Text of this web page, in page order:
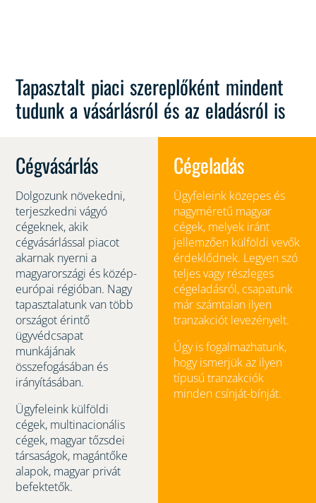
Tapasztalt piaci szereplőként mindent
tudunk a vásárlásról és az eladásról is
Cégvásárlás
Dolgozunk növekedni,
terjeszkedni vágyó
cégeknek, akik
cégvásárlással piacot
akarnak nyerni a
magyarországi és közép-
európai régióban. Nagy
tapasztalatunk van több
országot érintő
ügyvédcsapat
munkájának
összefogásában és
irányításában.
Ügyfeleink külföldi
cégek, multinacionális
cégek, magyar tőzsdei
társaságok, magántőke
alapok, magyar privát
befektetők.
Cégeladás
Ügyfeleink közepes és
nagyméretű magyar
cégek, melyek iránt
jellemzően külföldi vevők
érdeklődnek. Legyen szó
teljes vagy részleges
cégeladásról, csapatunk
már számtalan ilyen
tranzakciót levezényelt.
Úgy is fogalmazhatunk,
hogy ismerjük az ilyen
típusú tranzakciók
minden csínját-bínját.